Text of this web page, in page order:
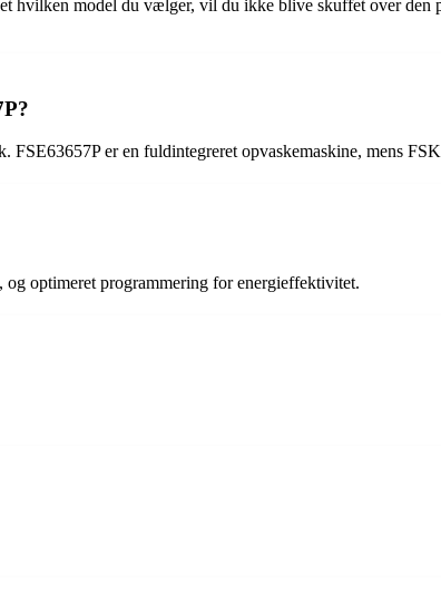
hvilken model du vælger, vil du ikke blive skuffet over
er en fuldintegreret opvaskemaskine, mens
optimeret programmering for energieffektivitet.